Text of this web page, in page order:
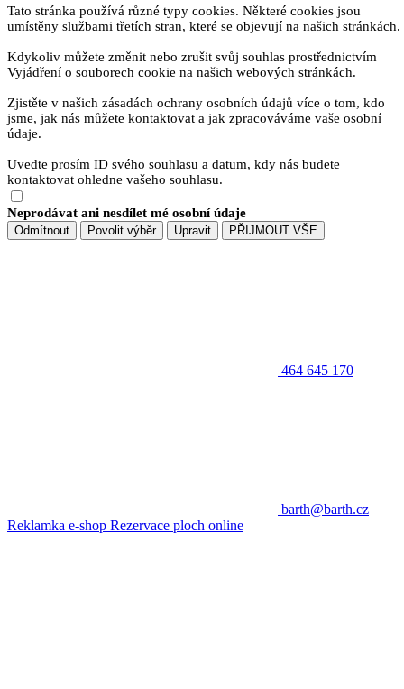
Tato stránka používá různé typy cookies. Některé cookies jsou
umístěny službami třetích stran, které se objevují na našich stránkách.
Kdykoliv můžete změnit nebo zrušit svůj souhlas prostřednictvím
Vyjádření o souborech cookie na našich webových stránkách.
Zjistěte v našich zásadách ochrany osobních údajů více o tom, kdo
jsme, jak nás můžete kontaktovat a jak zpracováváme vaše osobní
údaje.
Uvedte prosím ID svého souhlasu a datum, kdy nás budete
kontaktovat ohledne vašeho souhlasu.
Neprodávat ani nesdílet mé osobní údaje
Odmítnout Povolit výběr Upravit PŘIJMOUT VŠE
464 645 170
barth@barth.cz
Reklamka e-shop Rezervace ploch online